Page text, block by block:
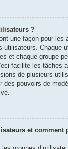
?
une façon pour les
utilisateurs. Chaque
et chaque groupe
facilite les tâches
de plusieurs
des pouvoirs de
et comment